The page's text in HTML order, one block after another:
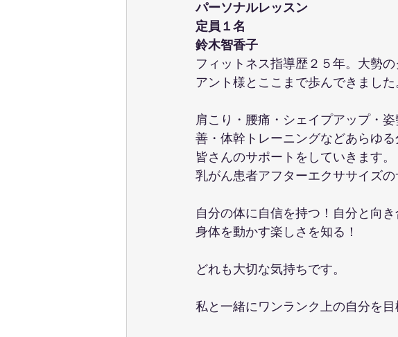
パーソナルレッスン
定員１名
鈴木智香子
フィットネス指導歴２５年。大勢の
アント様とここまで歩んできました
肩こり・腰痛・シェイプアップ・姿
善・体幹トレーニングなどあらゆ
皆さんのサポートをしていきます。
乳がん患者アフターエクササイズの
自分の体に自信を持つ！自分と向き
身体を動かす楽しさを知る！
どれも大切な気持ちです。
私と一緒にワンランク上の自分を目